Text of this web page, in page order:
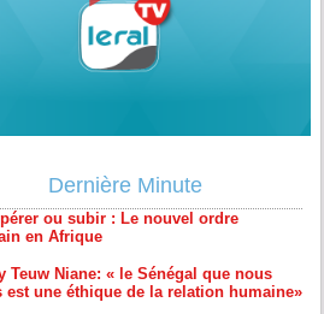
Dernière Minute
sénégalo-mauritanien : Le point de
sur un projet qui tenait à cœur à
ou subir : Le nouvel ordre
Teuw Niane: « le Sénégal que nous
est une éthique de la relation humaine»
macroéconomique du Sénégal,
(Banque mondiale)